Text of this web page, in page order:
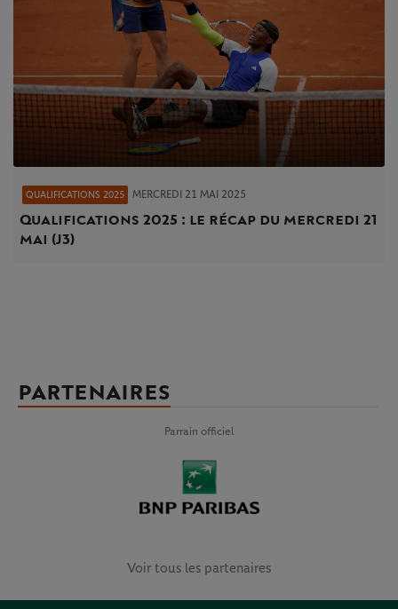
QUALIFICATIONS 2025 MERCREDI 21 MAI 2025
Qualifications 2025 : le récap du mercredi 21
mai (J3)
PARTENAIRES
Parrain officiel
Voir tous les partenaires